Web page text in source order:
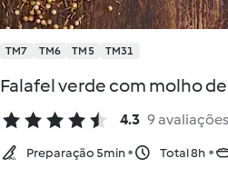
TM7 TM6 TM5 TM31
Falafel verde com molho
4.3 9 avaliações
Preparação 5min Total 8h